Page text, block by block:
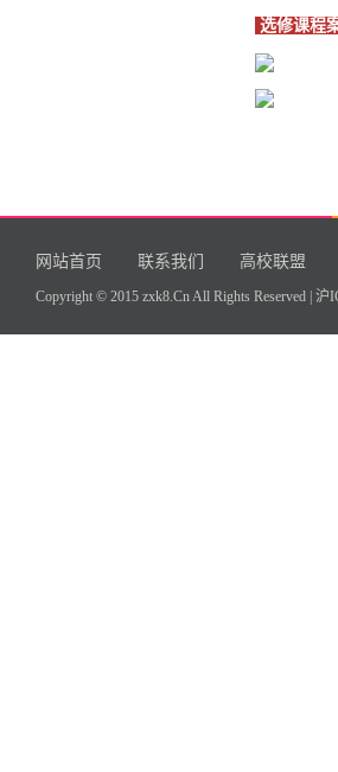
选修课程
网站首页 联系我们 高校联盟
Copyright © 2015 zxk8.Cn All Rights Reserved | 沪